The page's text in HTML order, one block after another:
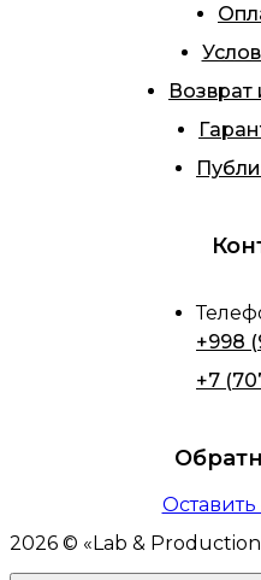
Возврат
+998
+7
2026 © « Lab &